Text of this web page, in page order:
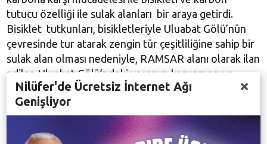
tutucu özelliği ile sulak alanları bir araya getirdi.
Bisiklet tutkunları, bisikletleriyle Uluabat Gölü’nün
çevresinde tur atarak zengin tür çeşitliliğine sahip bir
sulak alan olması nedeniyle, RAMSAR alanı olarak ilan
edilen Uluabat Gölü’ndeki yaşamın korunması ve
geleceği taşınması gerekliliğine vurgu yapıldı.
Uluabat Gölü’nün ve bisikletin ortak noktasının iklim
kriziyle mücadele olduğunu söyleyen Nilüfer Kent
Konseyi Genel Sekreteri Emre Karagöz, “Bisiklet,
Nilüfer'de Ücretsiz İnternet Ağı
Genişliyor